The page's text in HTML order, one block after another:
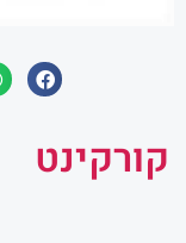
קורקינט